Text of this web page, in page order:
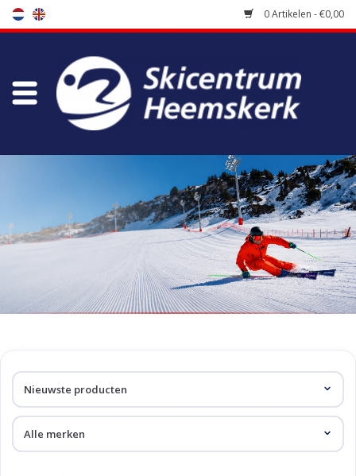
0 Artikelen - €0,00
Winkel
Onderhoud
Koopgidsen
Kinderski's